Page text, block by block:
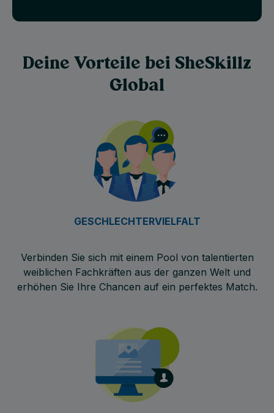
Deine Vorteile bei SheSkillz
Global
GESCHLECHTERVIELFALT
Verbinden Sie sich mit einem Pool von talentierten
weiblichen Fachkräften aus der ganzen Welt und
erhöhen Sie Ihre Chancen auf ein perfektes Match.